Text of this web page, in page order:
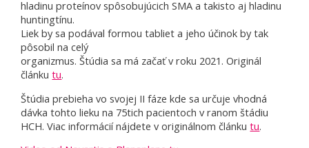
hladinu proteínov spôsobujúcich SMA a takisto aj hladinu
huntingtínu.
Liek by sa podával formou tabliet a jeho účinok by tak
pôsobil na celý
organizmus. Štúdia sa má začať v roku 2021. Originál
článku tu.
Štúdia prebieha vo svojej II fáze kde sa určuje vhodná
dávka tohto lieku na 75tich pacientoch v ranom štádiu
HCH. Viac informácií nájdete v originálnom článkutu.